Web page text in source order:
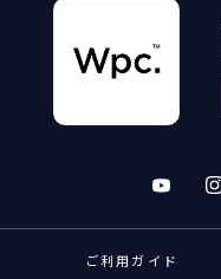
ご利用ガイド